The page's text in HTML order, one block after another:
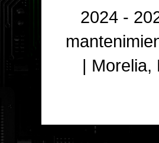
2024 -
| Morelia,